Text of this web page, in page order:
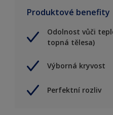
Produktové benefity
Odolnost vůči
topná tělesa)
Výborná kryvost
Perfektní rozliv